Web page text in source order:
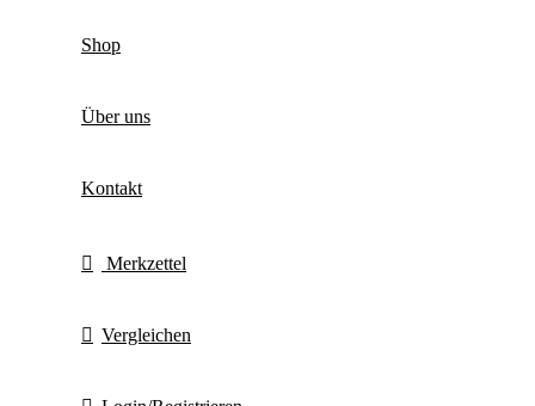
Shop
Über uns
Kontakt
Merkzettel
Vergleichen